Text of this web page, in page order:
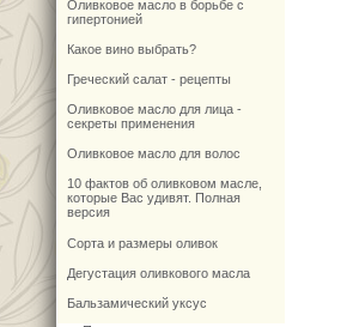
Оливковое масло в борьбе с
гипертонией
Какое вино выбрать?
Греческий салат - рецепты
Оливковое масло для лица -
секреты применения
Оливковое масло для волос
10 фактов об оливковом масле,
которые Вас удивят. Полная
версия
Сорта и размеры оливок
Дегустация оливкового масла
Бальзамический уксус